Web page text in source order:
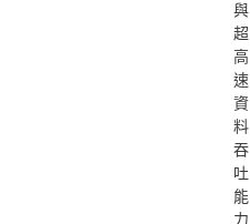
與
超
高
速
資
料
吞
吐
能
力